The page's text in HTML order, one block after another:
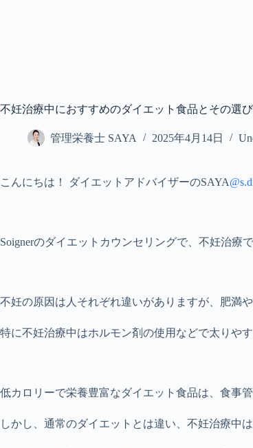
不妊治療中におすすめのダイエット食品とその選
管理栄養士 SAYA 2025年4月14日
こんにちは！ ダイエットアドバイザーのSAYA
Soignerのダイエットカウンセリングで、不妊治療
不妊の原因は人それぞれ違いがありますが、肥満
特に不妊治療中はホルモン剤の使用などで太りや
低カロリーで栄養豊富なダイエット食品は、食事
しかし、通常のダイエットとは違い、不妊治療中